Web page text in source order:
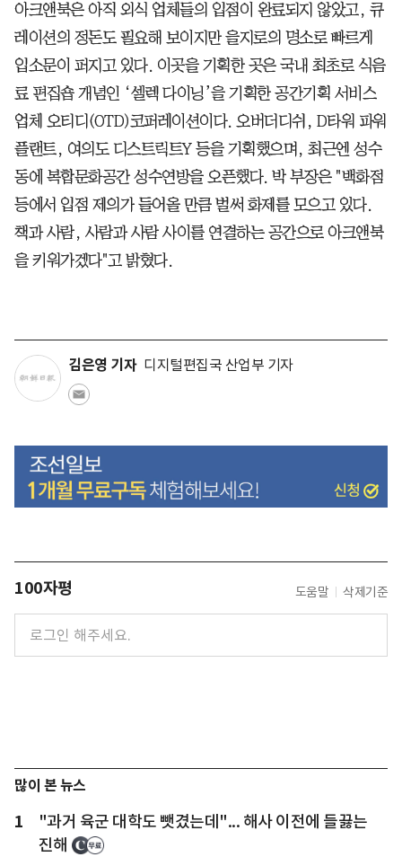
아크앤북은 아직 외식 업체들의 입점이 완료되지 않았고, 큐
레이션의 정돈도 필요해 보이지만 을지로의 명소로 빠르게
입소문이 퍼지고 있다. 이곳을 기획한 곳은 국내 최초로 식음
료 편집숍 개념인 ‘셀렉 다이닝’을 기획한 공간기획 서비스
업체 오티디(OTD)코퍼레이션이다. 오버더디쉬, D타워 파워
플랜트, 여의도 디스트릭트Y 등을 기획했으며, 최근엔 성수
동에 복합문화공간 성수연방을 오픈했다. 박 부장은 "백화점
등에서 입점 제의가 들어올 만큼 벌써 화제를 모으고 있다.
책과 사람, 사람과 사람 사이를 연결하는 공간으로 아크앤북
을 키워가겠다"고 밝혔다.
김은영 기자 디지털편집국 산업부 기자
100자평 도움말 삭제기준
많이 본 뉴스
1
"과거 육군 대학도 뺏겼는데"... 해사 이전에 들끓는
진해